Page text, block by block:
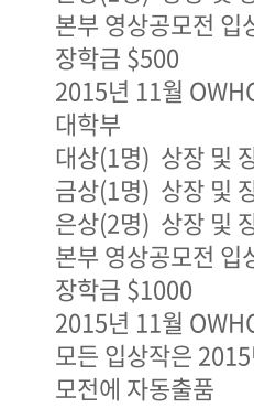
본부 영상공모전 입
장학금 $500
2015년 11월
대학부
대상(1명) 상장 및
금상(1명) 상장 및
은상(2명) 상장 및
본부 영상공모전 입
장학금 $1000
2015년 11월
모든 입상작은
모전에 자동출품